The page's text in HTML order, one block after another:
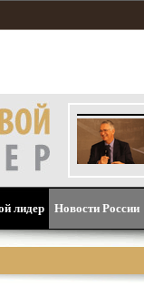
лидер Новости России